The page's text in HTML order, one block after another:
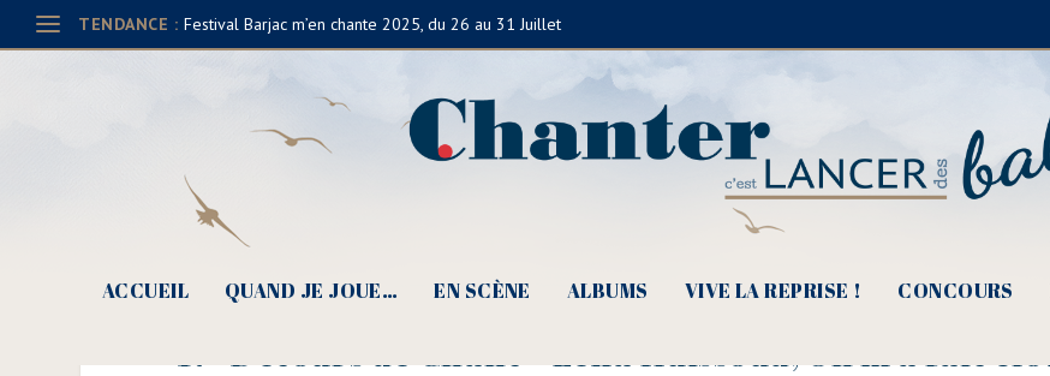
TENDANCE : Festival Barjac m’en chante 2025, du 26 au 31 Juillet
ACCUEIL QUAND JE JOUE… EN SCÈNE ALBUMS VIVE LA REPRISE ! CONCOURS